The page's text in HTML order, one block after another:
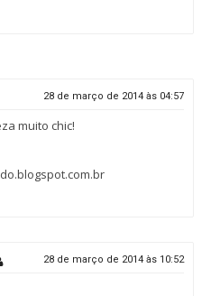
28 de março de 2014 às 04:57
muito chic!
28 de março de 2014 às 10:52